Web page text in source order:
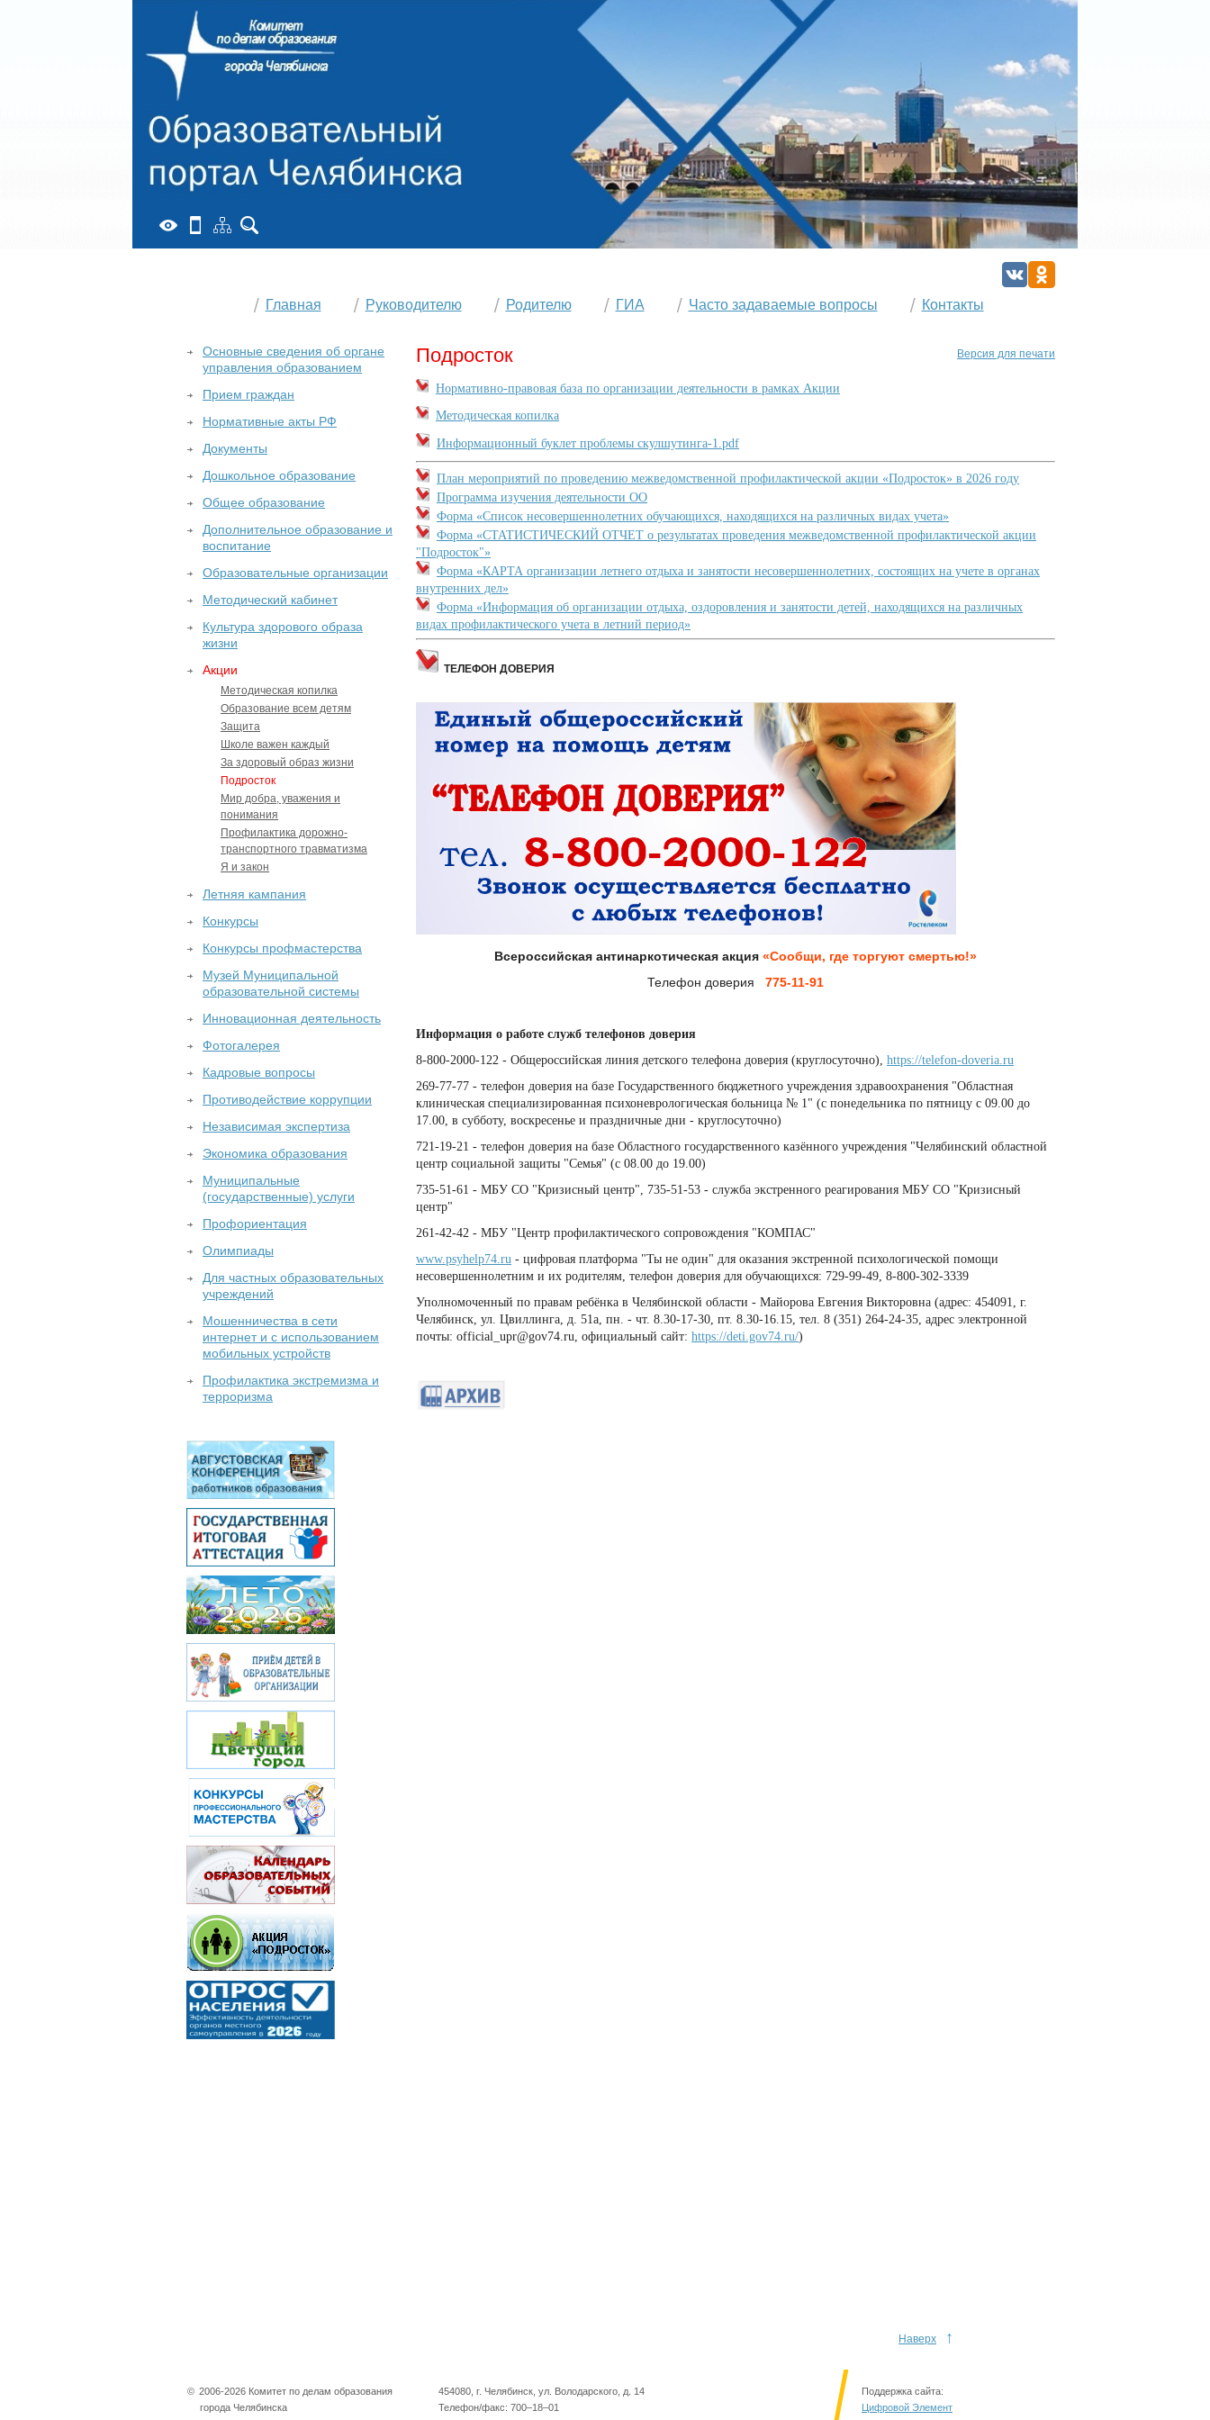
Главная Руководителю Родителю ГИА Часто задаваемые вопросы Контакты
Версия для печати
Подросток
Нормативно-правовая база по организации деятельности в рамках Акции
Методическая копилка
Информационный буклет проблемы скулшутинга-1.pdf
План мероприятий по проведению межведомственной профилактической акции «Подросток» в 2026 году
Программа изучения деятельности ОО
Форма «Список несовершеннолетних обучающихся, находящихся на различных видах учета»
Форма «СТАТИСТИЧЕСКИЙ ОТЧЕТ о результатах проведения межведомственной профилактической акции
"Подросток"»
Форма «КАРТА организации летнего отдыха и занятости несовершеннолетних, состоящих на учете в органах
внутренних дел»
Форма «Информация об организации отдыха, оздоровления и занятости детей, находящихся на различных
видах профилактического учета в летний период»
ТЕЛЕФОН ДОВЕРИЯ
Всероссийская антинаркотическая акция «Сообщи, где торгуют смертью!»
Телефон доверия 775-11-91
Информация о работе служб телефонов доверия
8-800-2000-122 - Общероссийская линия детского телефона доверия (круглосуточно), https://telefon-doveria.ru
269-77-77 - телефон доверия на базе Государственного бюджетного учреждения здравоохранения "Областная
клиническая специализированная психоневрологическая больница № 1" (с понедельника по пятницу с 09.00 до
17.00, в субботу, воскресенье и праздничные дни - круглосуточно)
721-19-21 - телефон доверия на базе Областного государственного казённого учреждения "Челябинский областной
центр социальной защиты "Семья" (с 08.00 до 19.00)
735-51-61 - МБУ СО "Кризисный центр", 735-51-53 - служба экстренного реагирования МБУ СО "Кризисный
центр"
261-42-42 - МБУ "Центр профилактического сопровождения "КОМПАС"
www.psyhelp74.ru - цифровая платформа "Ты не один" для оказания экстренной психологической помощи
несовершеннолетним и их родителям, телефон доверия для обучающихся: 729-99-49, 8-800-302-3339
Уполномоченный по правам ребёнка в Челябинской области - Майорова Евгения Викторовна (адрес: 454091, г.
Челябинск, ул. Цвиллинга, д. 51а, пн. - чт. 8.30-17-30, пт. 8.30-16.15, тел. 8 (351) 264-24-35, адрес электронной
почты: official_upr@gov74.ru официальный сайт: https://deti.gov74.ru/)
Основные сведения об органе
управления образованием
Прием граждан
Нормативные акты РФ
Документы
Дошкольное образование
Общее образование
Дополнительное образование и
воспитание
Образовательные организации
Методический кабинет
Культура здорового образа
жизни
Акции
Методическая копилка
Образование всем детям
Защита
Школе важен каждый
За здоровый образ жизни
Подросток
Мир добра, уважения и
понимания
Профилактика дорожно-
транспортного травматизма
Я и закон
Летняя кампания
Конкурсы
Конкурсы профмастерства
Музей Муниципальной
образовательной системы
Инновационная деятельность
Фотогалерея
Кадровые вопросы
Противодействие коррупции
Независимая экспертиза
Экономика образования
Муниципальные
(государственные) услуги
Профориентация
Олимпиады
Для частных образовательных
учреждений
Мошенничества в сети
интернет и с использованием
мобильных устройств
Профилактика экстремизма и
терроризма
Наверх ↑
© 2006-2026 Комитет по делам образования
города Челябинска
454080, г. Челябинск, ул. Володарского, д. 14
Телефон/факс: 700–18–01
Поддержка сайта:
Цифровой Элемент